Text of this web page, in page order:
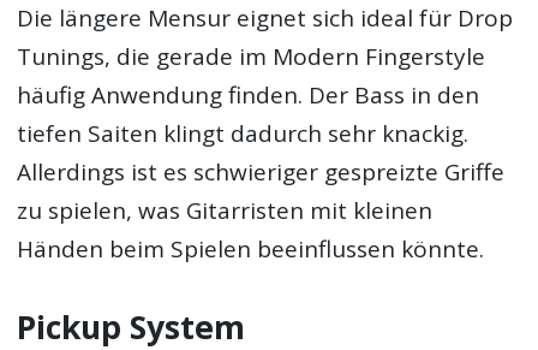
Die längere Mensur eignet sich ideal für Drop
Tunings, die gerade im Modern Fingerstyle
häufig Anwendung finden. Der Bass in den
tiefen Saiten klingt dadurch sehr knackig.
Allerdings ist es schwieriger gespreizte Griffe
zu spielen, was Gitarristen mit kleinen
Händen beim Spielen beeinflussen könnte.
Pickup System